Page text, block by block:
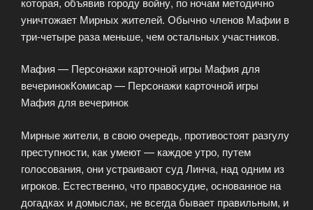
уничтожает Мирных жителей. Обычно членов Мафии в
три-четыре раза меньше, чем остальных участников.
Мафия — Персонажи карточной игры Мафия для
вечеринокКомисар — Персонажи карточной игры
Мафия для вечеринок
Мирные жители, в свою очередь, противостоят разгулу
преступности, как умеют — каждое утро, путем
голосования, они устраивают суд Линча, над одним из
игроков. Естественно, что правосудие, основанное на
догадках и домыслах, не всегда бывает правильным, и